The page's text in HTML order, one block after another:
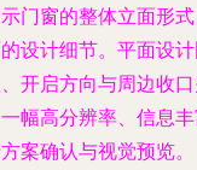
门窗的整体立面形
设计细节。平面设
开启方向与周边收
幅高分辨率、信息
案确认与视觉预览。